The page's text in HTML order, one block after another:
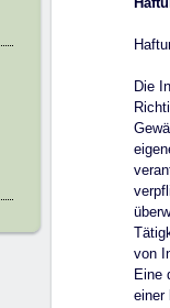
Die
von
Eine
einer